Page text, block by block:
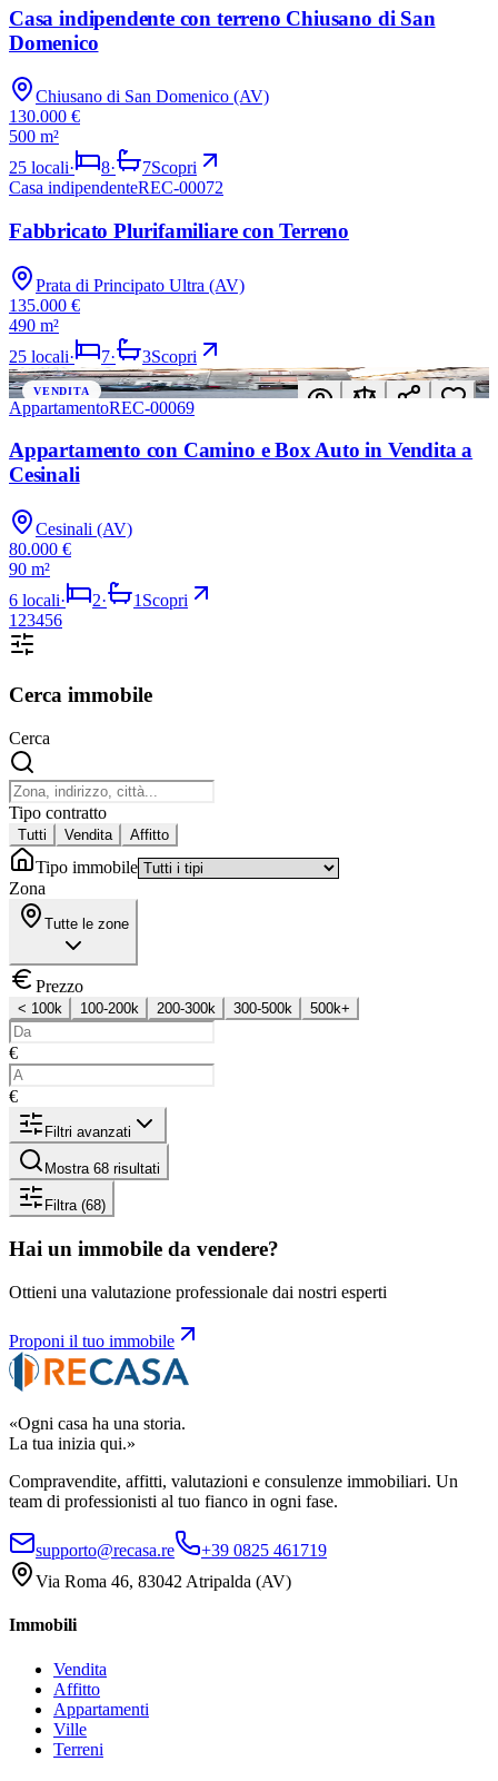
Casa indipendente con terreno Chiusano di San
Domenico
Chiusano di San Domenico (AV)
130.000 €
500 m²
25 locali· 8· 7Scopri
Casa indipendenteREC-00072
Fabbricato Plurifamiliare con Terreno
Prata di Principato Ultra (AV)
135.000 €
490 m²
25 locali· 7· 3Scopri
VENDITA
In evidenza
AppartamentoREC-00069
Appartamento con Camino e Box Auto in Vendita a
Cesinali
Cesinali (AV)
80.000 €
90 m²
6 locali· 2· 1 Scopri
1 23456
Cerca immobile
Cerca
Tipo contratto
Tutti Vendita Affitto
Tipo immobile
Zona
Tutte le zone
Prezzo
< 100k 100-200k 200-300k 300-500k 500k+
€
€
Filtri avanzati
Mostra 68 risultati
Filtra (68)
Hai un immobile da vendere?
Ottieni una valutazione professionale dai nostri esperti
Proponi il tuo immobile
«Ogni casa ha una storia.
La tua inizia qui.»
Compravendite, affitti, valutazioni e consulenze immobiliari. Un
team di professionisti al tuo fianco in ogni fase.
supporto@recasa.re
+39 0825 461719
Via Roma 46, 83042 Atripalda (AV)
Immobili
Vendita
Affitto
Appartamenti
Ville
Terreni